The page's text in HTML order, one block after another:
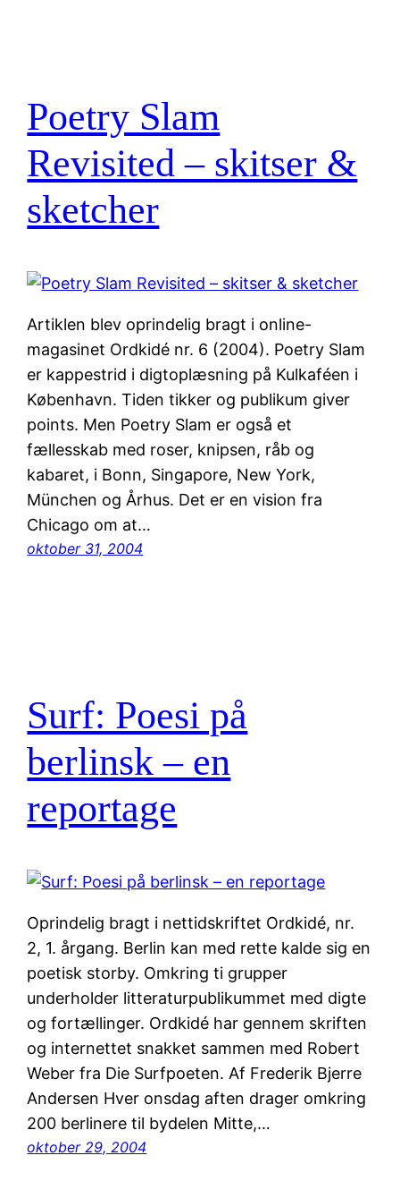
Poetry Slam
Revisited – skitser &
sketcher
Artiklen blev oprindelig bragt i online-
magasinet Ordkidé nr. 6 (2004). Poetry Slam
er kappestrid i digtoplæsning på Kulkaféen i
København. Tiden tikker og publikum giver
points. Men Poetry Slam er også et
fællesskab med roser, knipsen, råb og
kabaret, i Bonn, Singapore, New York,
München og Århus. Det er en vision fra
Chicago om at…
oktober 31, 2004
Surf: Poesi på
berlinsk – en
reportage
Oprindelig bragt i nettidskriftet Ordkidé, nr.
2, 1. årgang. Berlin kan med rette kalde sig en
poetisk storby. Omkring ti grupper
underholder litteraturpublikummet med digte
og fortællinger. Ordkidé har gennem skriften
og internettet snakket sammen med Robert
Weber fra Die Surfpoeten. Af Frederik Bjerre
Andersen Hver onsdag aften drager omkring
200 berlinere til bydelen Mitte,…
oktober 29, 2004